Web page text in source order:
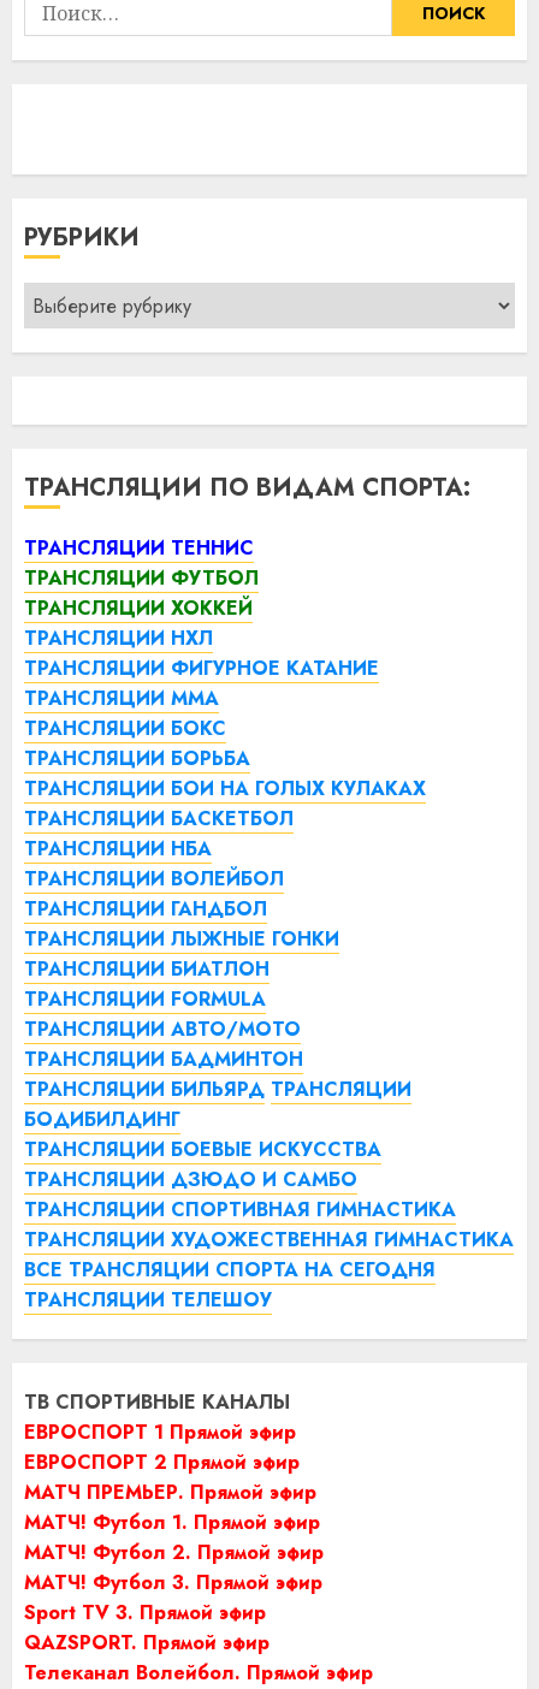
РУБРИКИ
Рубрики
ТРАНСЛЯЦИИ ПО ВИДАМ СПОРТА:
ТРАНСЛЯЦИИ ТЕННИС
ТРАНСЛЯЦИИ ФУТБОЛ
ТРАНСЛЯЦИИ ХОККЕЙ
ТРАНСЛЯЦИИ НХЛ
ТРАНСЛЯЦИИ ФИГУРНОЕ КАТАНИЕ
ТРАНСЛЯЦИИ ММА
ТРАНСЛЯЦИИ БОКС
ТРАНСЛЯЦИИ БОРЬБА
ТРАНСЛЯЦИИ БОИ НА ГОЛЫХ КУЛАКАХ
ТРАНСЛЯЦИИ БАСКЕТБОЛ
ТРАНСЛЯЦИИ НБА
ТРАНСЛЯЦИИ ВОЛЕЙБОЛ
ТРАНСЛЯЦИИ ГАНДБОЛ
ТРАНСЛЯЦИИ ЛЫЖНЫЕ ГОНКИ
ТРАНСЛЯЦИИ БИАТЛОН
ТРАНСЛЯЦИИ FORMULA
ТРАНСЛЯЦИИ АВТО/МОТО
ТРАНСЛЯЦИИ БАДМИНТОН
ТРАНСЛЯЦИИ БИЛЬЯРД ТРАНСЛЯЦИИ
БОДИБИЛДИНГ
ТРАНСЛЯЦИИ БОЕВЫЕ ИСКУССТВА
ТРАНСЛЯЦИИ ДЗЮДО И САМБО
ТРАНСЛЯЦИИ СПОРТИВНАЯ ГИМНАСТИКА
ТРАНСЛЯЦИИ ХУДОЖЕСТВЕННАЯ ГИМНАСТИКА
ВСЕ ТРАНСЛЯЦИИ СПОРТА НА СЕГОДНЯ
ТРАНСЛЯЦИИ ТЕЛЕШОУ
ТВ СПОРТИВНЫЕ КАНАЛЫ
ЕВРОСПОРТ 1 Прямой эфир
ЕВРОСПОРТ 2 Прямой эфир
МАТЧ ПРЕМЬЕР. Прямой эфир
МАТЧ! Футбол 1. Прямой эфир
МАТЧ! Футбол 2. Прямой эфир
МАТЧ! Футбол 3. Прямой эфир
Sport TV 3. Прямой эфир
QAZSPORT. Прямой эфир
Телеканал Волейбол. Прямой эфир